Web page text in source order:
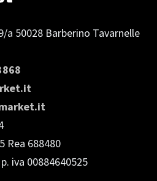
a 50028 Barberino Tavarnelle
Rea 688480
iva 00884640525